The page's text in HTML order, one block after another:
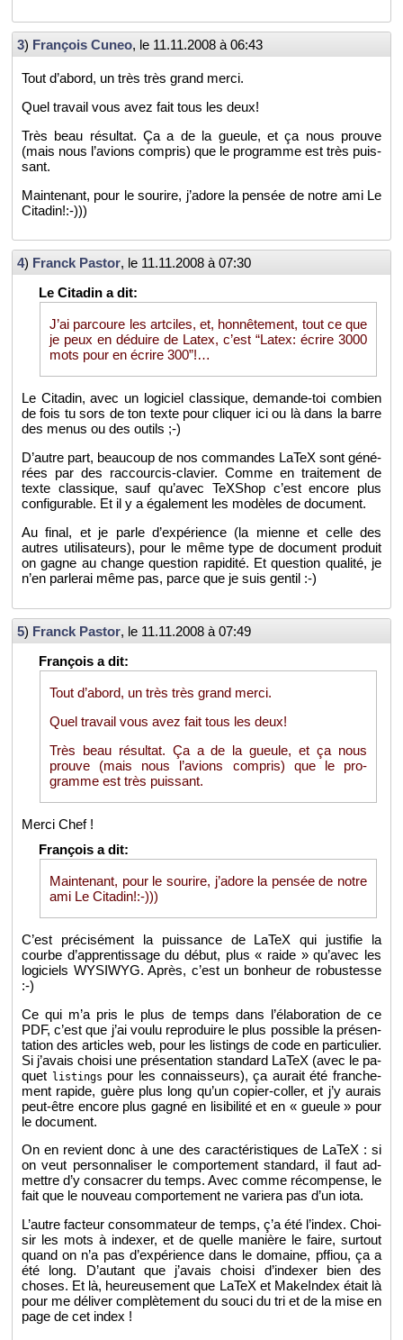
3) Fran­çois Cuneo, le 11.11.2008 à 06:43
Tout d’abord, un très très grand merci.
Quel tra­vail vous avez fait tous les deux!
Très beau ré­sul­tat. Ça a de la gueule, et ça nous prouve
(mais nous l’avions com­pris) que le pro­gramme est très puis­
sant.
Main­te­nant, pour le sou­rire, j’adore la pen­sée de notre ami Le
Ci­ta­din!:-)))
4) Franck Pas­tor, le 11.11.2008 à 07:30
J’ai par­coure les art­ciles, et, hon­nê­te­ment, tout ce que
je peux en dé­duire de Latex, c’est “Latex: écrire 3000
mots pour en écrire 300”!…
Le Ci­ta­din, avec un lo­gi­ciel clas­sique, de­mande-toi com­bien
de fois tu sors de ton texte pour cli­quer ici ou là dans la barre
des menus ou des ou­tils ;-)
D’autre part, beau­coup de nos com­mandes LaTeX sont gé­né­
rées par des rac­cour­cis-cla­vier. Comme en trai­te­ment de
texte clas­sique, sauf qu’avec TeX­Shop c’est en­core plus
confi­gu­rable. Et il y a éga­le­ment les mo­dèles de do­cu­ment.
Au final, et je parle d’ex­pé­rience (la mienne et celle des
autres uti­li­sa­teurs), pour le même type de do­cu­ment pro­duit
on gagne au change ques­tion ra­pi­dité. Et ques­tion qua­lité, je
n’en par­le­rai même pas, parce que je suis gen­til :-)
5) Franck Pas­tor, le 11.11.2008 à 07:49
Tout d’abord, un très très grand merci.
Quel tra­vail vous avez fait tous les deux!
Très beau ré­sul­tat. Ça a de la gueule, et ça nous
prouve (mais nous l’avions com­pris) que le pro­
gramme est très puis­sant.
Merci Chef !
Main­te­nant, pour le sou­rire, j’adore la pen­sée de notre
ami Le Ci­ta­din!:-)))
C’est pré­ci­sé­ment la puis­sance de LaTeX qui jus­ti­fie la
courbe d’ap­pren­tis­sage du début, plus « raide » qu’avec les
lo­gi­ciels WY­SIWYG. Après, c’est un bon­heur de ro­bus­tesse
:-)
Ce qui m’a pris le plus de temps dans l’éla­bo­ra­tion de ce
PDF, c’est que j’ai voulu re­pro­duire le plus pos­sible la pré­sen­
ta­tion des ar­ticles web, pour les lis­tings de code en par­ti­cu­lier.
Si j’avais choisi une pré­sen­ta­tion stan­dard LaTeX (avec le pa­
quet listings pour les connais­seurs), ça au­rait été fran­che­
ment ra­pide, guère plus long qu’un co­pier-col­ler, et j’y au­rais
peut-être en­core plus gagné en li­si­bi­lité et en « gueule » pour
le do­cu­ment.
On en re­vient donc à une des ca­rac­té­ris­tiques de LaTeX : si
on veut per­son­na­li­ser le com­por­te­ment stan­dard, il faut ad­
mettre d’y consa­crer du temps. Avec comme ré­com­pense, le
fait que le nou­veau com­por­te­ment ne va­riera pas d’un iota.
L’autre fac­teur consom­ma­teur de temps, ç’a été l’in­dex. Choi­
sir les mots à in­dexer, et de quelle ma­nière le faire, sur­tout
quand on n’a pas d’ex­pé­rience dans le do­maine, pf­fiou, ça a
été long. D’au­tant que j’avais choisi d’in­dexer bien des
choses. Et là, heu­reu­se­ment que LaTeX et Ma­keIn­dex était là
pour me dé­li­ver com­plè­te­ment du souci du tri et de la mise en
page de cet index !